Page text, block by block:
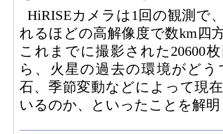
HiRISEカメラは1回の観測で
れるほどの高解像度で数km四
これまでに撮影された20600
ら、火星の過去の環境がど
石、季節変動などによって現
いるのか、といったことを解